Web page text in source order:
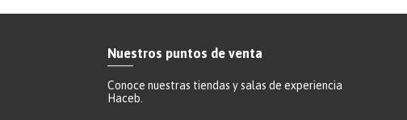
Nuestros puntos de venta
Conoce nuestras tiendas y salas de experiencia
Haceb.